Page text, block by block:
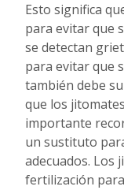
Esto significa
para evitar que
se detectan
para evitar que
también debe
que los
importante
un sustituto
adecuados. Los
fertilización